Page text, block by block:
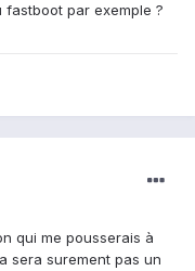
fastboot par exemple ?
qui me pousserais à
sera surement pas un